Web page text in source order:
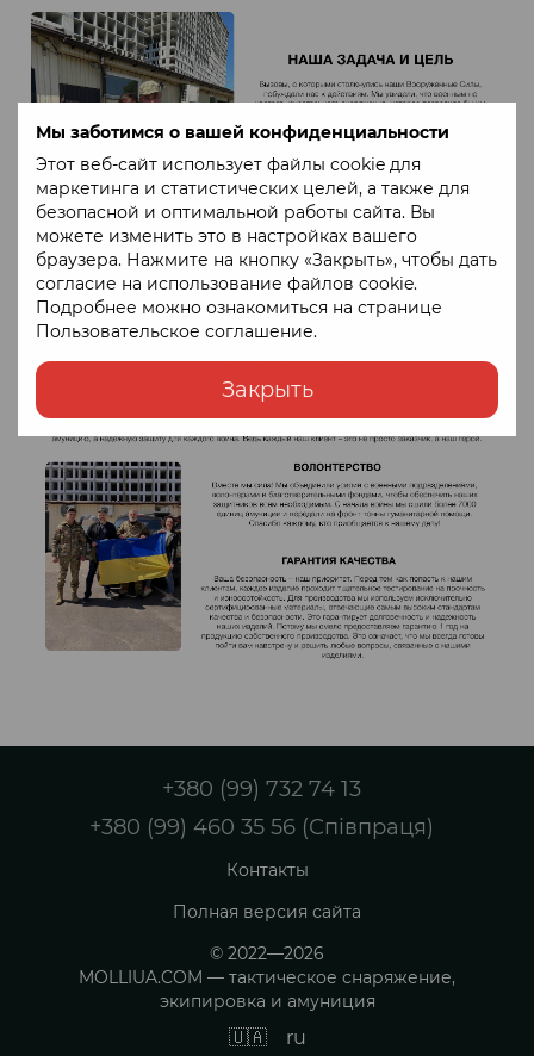
Мы заботимся о вашей конфиденциальности
Этот веб-сайт использует файлы cookie для
маркетинга и статистических целей, а также для
безопасной и оптимальной работы сайта. Вы
можете изменить это в настройках вашего
браузера. Нажмите на кнопку «Закрыть», чтобы дать
согласие на использование файлов cookie.
Подробнее можно ознакомиться на странице
Пользовательское соглашение.
Закрыть
+380 (99) 732 74 13
+380 (99) 460 35 56 (Співпраця)
Контакты
Полная версия сайта
© 2022—2026
MOLLIUA.COM — тактическое снаряжение,
экипировка и амуниция
🇺🇦 ru